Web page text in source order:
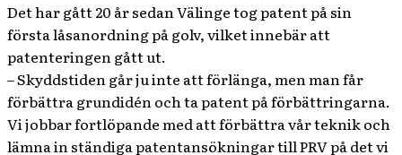
Det har gått 20 år sedan Välinge tog patent på sin
första låsanordning på golv, vilket innebär att
patenteringen gått ut.
– Skyddstiden går ju inte att förlänga, men man får
förbättra grundidén och ta patent på förbättringarna.
Vi jobbar fortlöpande med att förbättra vår teknik och
lämna in ständiga patentansökningar till PRV på det vi